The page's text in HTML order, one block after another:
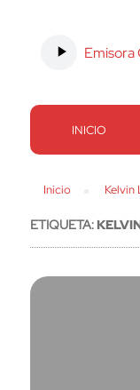
Emisora
INICIO
Inicio Kelvin
ETIQUETA: